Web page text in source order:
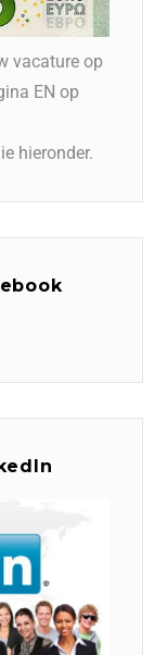
vacature op
EN op
hieronder.